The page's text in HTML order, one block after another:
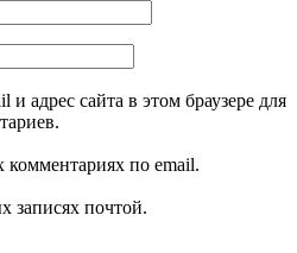
адрес сайта в этом браузере для
по email.
записях почтой.